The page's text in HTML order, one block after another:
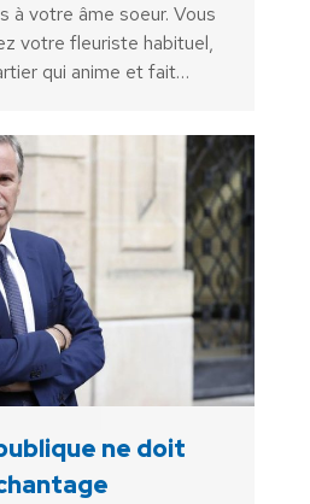
à votre âme soeur. Vous
votre fleuriste habituel,
qui anime et fait…
ne doit